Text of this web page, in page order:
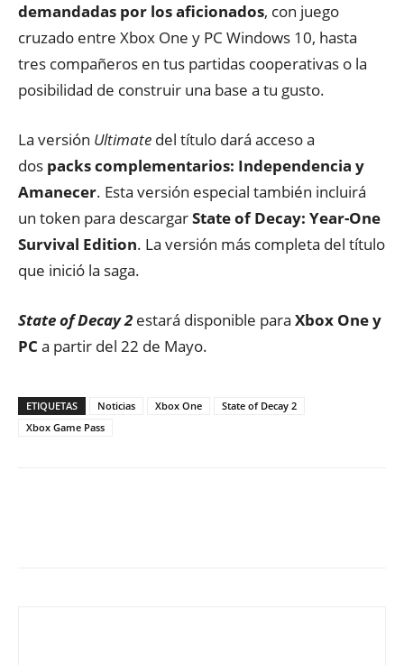
demandadas por los aficionados, con juego
cruzado entre Xbox One y PC Windows 10, hasta
tres compañeros en tus partidas cooperativas o la
posibilidad de construir una base a tu gusto.
La versión Ultimate del título dará acceso a
dos packs complementarios: Independencia y
Amanecer. Esta versión especial también incluirá
un token para descargarState of Decay: Year-One
Survival Edition. La versión más completa del título
que inició la saga.
State of Decay 2 estará disponible para Xbox One y
PC a partir del 22 de Mayo.
ETIQUETAS Noticias Xbox One
State of Decay 2
Xbox Game Pass